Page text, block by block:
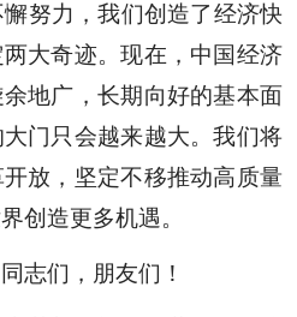
努力，我们创造了经济快
大奇迹。现在，中国经济
地广，长期向好的基本面
门只会越来越大。我们将
放，坚定不移推动高质量
创造更多机遇。
们，朋友们！